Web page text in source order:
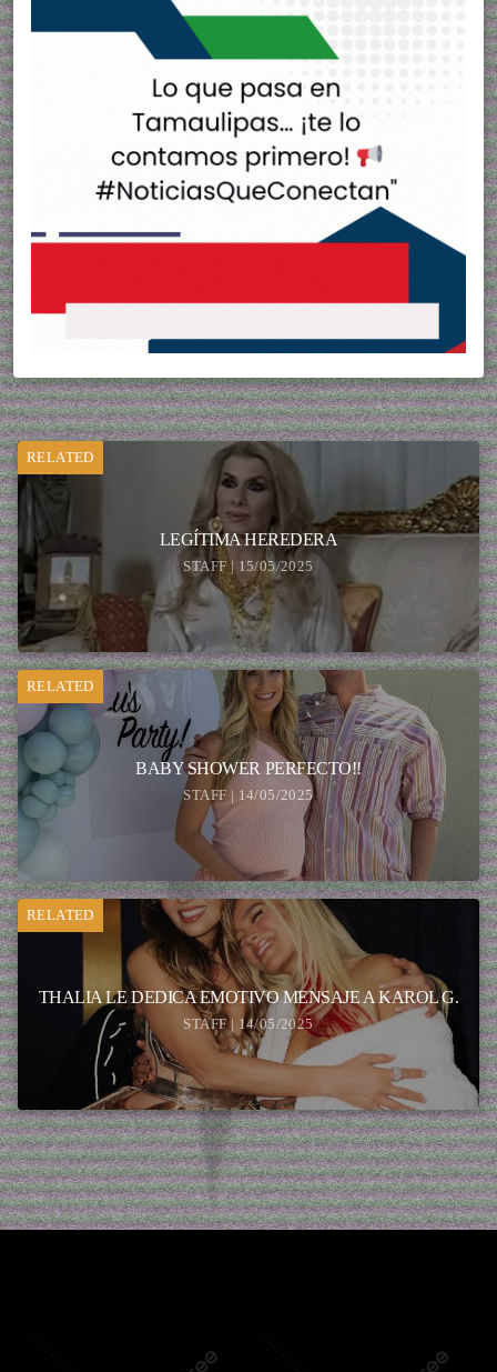
RELATED
LEGÍTIMA HEREDERA
STAFF | 15/05/2025
RELATED
BABY SHOWER PERFECTO!!
STAFF | 14/05/2025
RELATED
THALIA LE DEDICA EMOTIVO MENSAJE A KAROL G.
STAFF | 14/05/2025